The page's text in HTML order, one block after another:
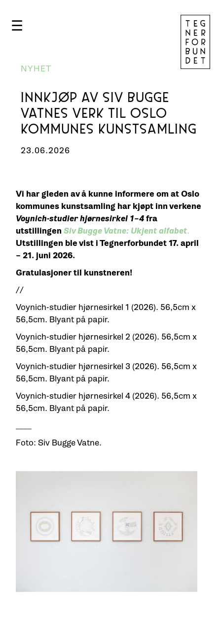
☰
NYHET
INNKJØP AV SIV BUGGE
VATNES VERK TIL OSLO
KOMMUNES KUNSTSAMLING
23.06.2026
Vi har gleden av å kunne informere om at Oslo
kommunes kunstsamling har kjøpt inn verkene
Voynich-studier hjørnesirkel 1–4fra
utstillingen Siv Bugge Vatne: Ukjent alfabet.
Utstillingen ble vist i Tegnerforbundet 17. april
– 21. juni 2026.
Gratulasjoner til kunstneren!
//
Voynich-studier hjørnesirkel 1 (2026). 56,5cm x
56,5cm. Blyant på papir.
Voynich-studier hjørnesirkel 2 (2026). 56,5cm x
56,5cm. Blyant på papir.
Voynich-studier hjørnesirkel 3 (2026). 56,5cm x
56,5cm. Blyant på papir.
Voynich-studier hjørnesirkel 4 (2026). 56,5cm x
56,5cm. Blyant på papir.
Foto: Siv Bugge Vatne.